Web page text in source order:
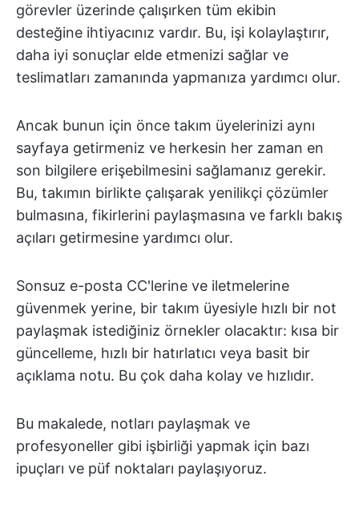
görevler üzerinde çalışırken tüm ekibin
desteğine ihtiyacınız vardır. Bu, işi kolaylaştırır,
daha iyi sonuçlar elde etmenizi sağlar ve
teslimatları zamanında yapmanıza yardımcı olur.
Ancak bunun için önce takım üyelerinizi aynı
sayfaya getirmeniz ve herkesin her zaman en
son bilgilere erişebilmesini sağlamanız gerekir.
Bu, takımın birlikte çalışarak yenilikçi çözümler
bulmasına, fikirlerini paylaşmasına ve farklı bakış
açıları getirmesine yardımcı olur.
Sonsuz e-posta CC'lerine ve iletmelerine
güvenmek yerine, bir takım üyesiyle hızlı bir not
paylaşmak istediğiniz örnekler olacaktır: kısa bir
güncelleme, hızlı bir hatırlatıcı veya basit bir
açıklama notu. Bu çok daha kolay ve hızlıdır.
Bu makalede, notları paylaşmak ve
profesyoneller gibi işbirliği yapmak için bazı
ipuçları ve püf noktaları paylaşıyoruz.